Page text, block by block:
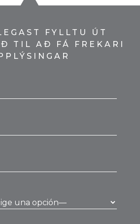
FYLLTU ÚT
TIL AÐ FÁ FREKARI